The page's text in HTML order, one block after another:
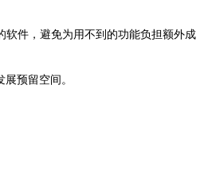
软件，避免为用不到的功能负担额外成
预留空间。